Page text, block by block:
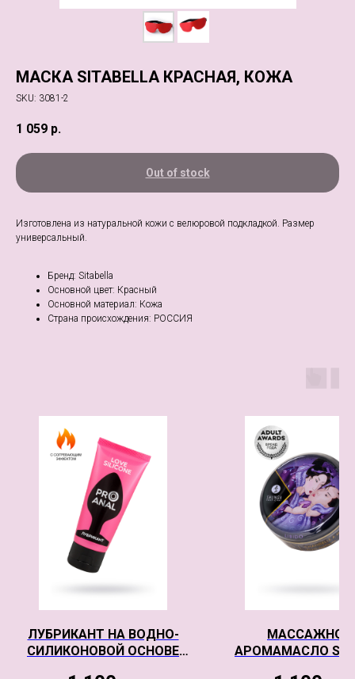
МАСКА SITABELLA КРАСНАЯ, КОЖА
SKU: 3081-2
1 059 р.
Out of stock
Изготовлена из натуральной кожи с велюровой подкладкой. Размер
универсальный.
Бренд: Sitabella
Основной цвет: Красный
Основной материал: Кожа
Страна происхождения: РОССИЯ
ЛУБРИКАНТ НА ВОДНО-
СИЛИКОНОВОЙ ОСНОВЕ
МАССАЖНОЕ
АРОМАМАСЛО